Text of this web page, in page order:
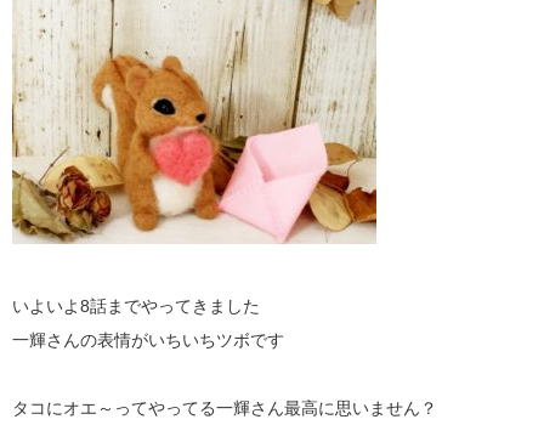
いよいよ8話までやってきました
一輝さんの表情がいちいちツボです
タコにオエ～ってやってる一輝さん最高に思いません？